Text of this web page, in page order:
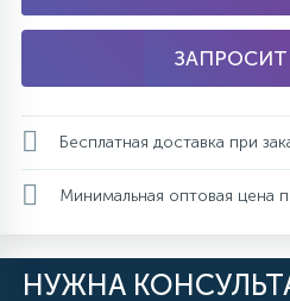
Бесплатная доставка при
Минимальная оптовая цена
НУЖНА